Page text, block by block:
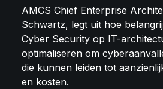
AMCS Chief Enterprise
Schwartz, legt uit hoe
Cyber Security op IT-
optimaliseren om
die kunnen leiden tot
en kosten.